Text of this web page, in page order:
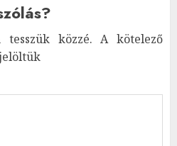
közzé. A kötelező